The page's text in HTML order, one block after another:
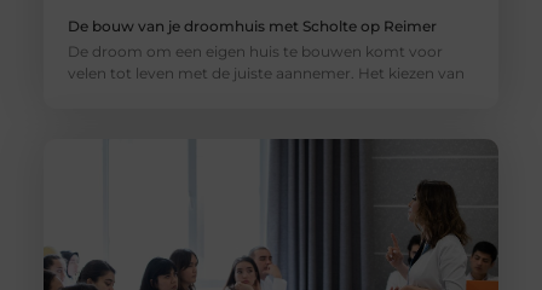
De bouw van je droomhuis met Scholte op Reimer
De droom om een eigen huis te bouwen komt voor
velen tot leven met de juiste aannemer. Het kiezen van